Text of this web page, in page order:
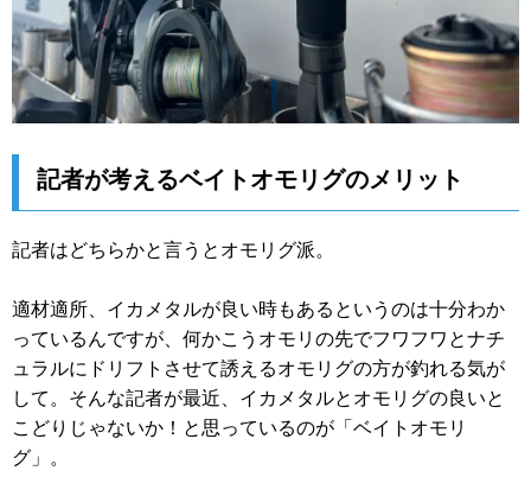
記者が考えるベイトオモリグのメリット
記者はどちらかと言うとオモリグ派。
適材適所、イカメタルが良い時もあるというのは十分わか
っているんですが、何かこうオモリの先でフワフワとナチ
ュラルにドリフトさせて誘えるオモリグの方が釣れる気が
して。そんな記者が最近、イカメタルとオモリグの良いと
こどりじゃないか！と思っているのが「ベイトオモリ
グ」。